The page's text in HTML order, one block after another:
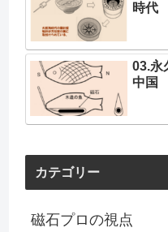
時代
03.永
中国
カテゴリー
磁石プロの視点